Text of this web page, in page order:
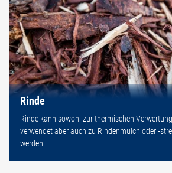
Rinde
Rinde kann sowohl zur thermischen
verwendet aber auch zu Rindenmulch oder -
werden.